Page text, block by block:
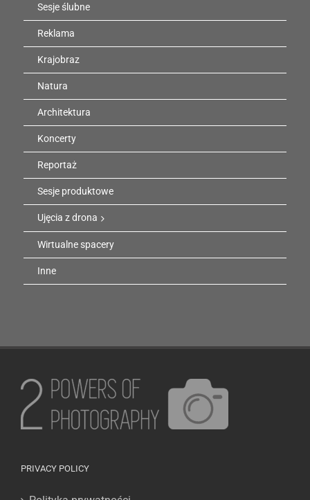
Sesje ślubne
Reklama
Krajobraz
Natura
Architektura
Koncerty
Reportaż
Sesje produktowe
Ujęcia z drona
Wirtualne spacery
Inne
PRIVACY POLICY